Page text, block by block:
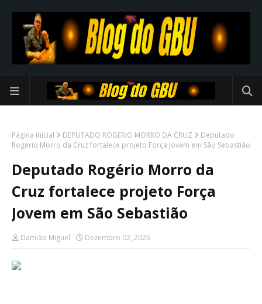
Página inicial DEPUTADO ROGERIO MORRO DA CRUZ
Deputado
Rogério Morro da Cruz fortalece projeto Força Jovem em São Sebastião
Deputado Rogério Morro da
Cruz fortalece projeto Força
Jovem em São Sebastião
Damião Miguel Dezembro 02, 2025